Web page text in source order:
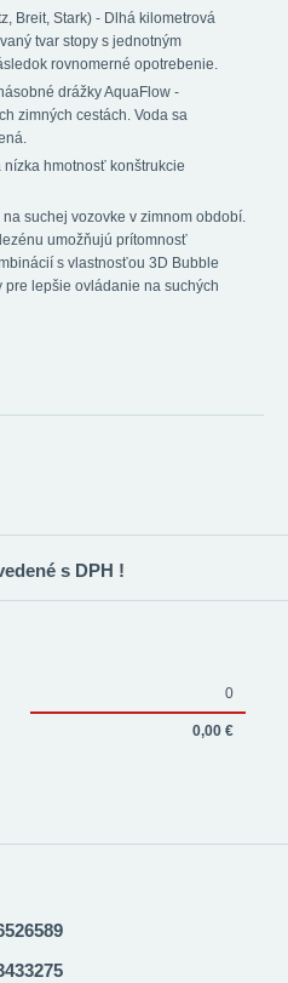
Breit, Stark) - Dlhá kilometrová
tvar stopy s jednotným
rovnomerné opotrebenie.
drážky AquaFlow -
zimných cestách. Voda sa
hmotnosť konštrukcie
suchej vozovke v zimnom období.
umožňujú prítomnosť
s vlastnosťou 3D Bubble
lepšie ovládanie na suchých
s DPH !
0
0,00 €